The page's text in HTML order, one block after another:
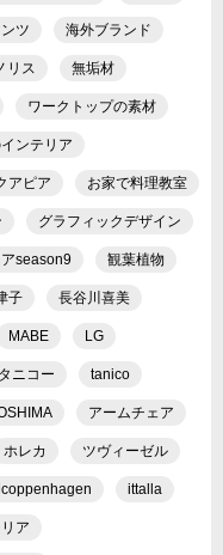
ツ 海外ブランド
リス 無垢材
ワークトップの素材
ンテリア
アピア お家で料理教室
グラフィックデザイン
season9 観葉植物
子 長谷川喜美
MABE LG
タニコー tanico
アームチェア
ホレカ ツヴィーゼル
ittalla
ア